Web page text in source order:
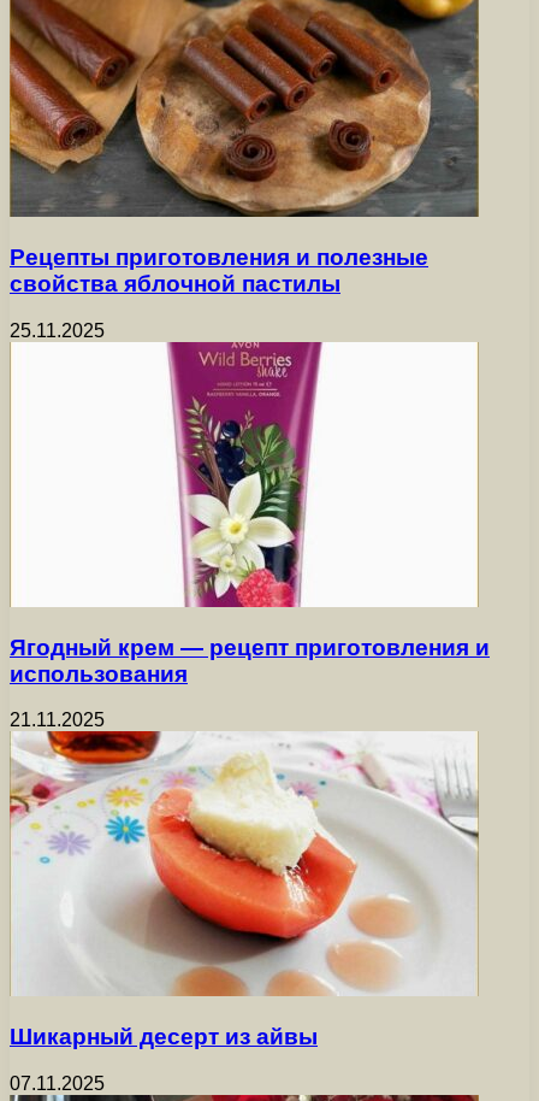
Рецепты приготовления и полезные
свойства яблочной пастилы
25.11.2025
Ягодный крем — рецепт приготовления и
использования
21.11.2025
Шикарный десерт из айвы
07.11.2025